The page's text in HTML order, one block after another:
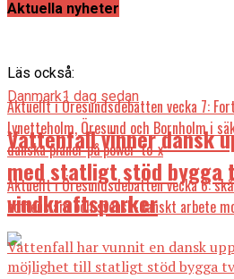
Läs också:
Aktuellt i Öresundsdebatten vecka 7:
Lynetteholm, Öresund och Bornholm i
danska planer på power-to-x
Aktuellt i Öresundsdebatten vecka 6:
bottenslam och svensk-danskt arbete
Aktuella nyheter
Danmark1 dag sedan
Vattenfall vinner dansk
med statligt stöd bygga
vindkraftsparker
Vattenfall har vunnit en dansk
möjlighet till statligt stöd bygga